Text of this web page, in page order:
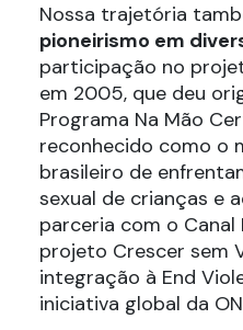
Nossa trajetória
pioneirismo em
participação no
em 2005, que deu
Programa Na Mão
reconhecido como o
brasileiro de
sexual de crianças e
parceria com o Canal
projeto Crescer sem
integração à End
iniciativa global da